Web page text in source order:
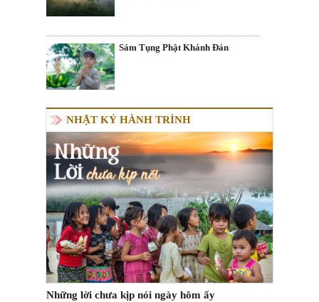
Sám Tụng Phật Khánh Đản
NHẬT KÝ HÀNH TRÌNH
Những lời chưa kịp nói ngày hôm ấy